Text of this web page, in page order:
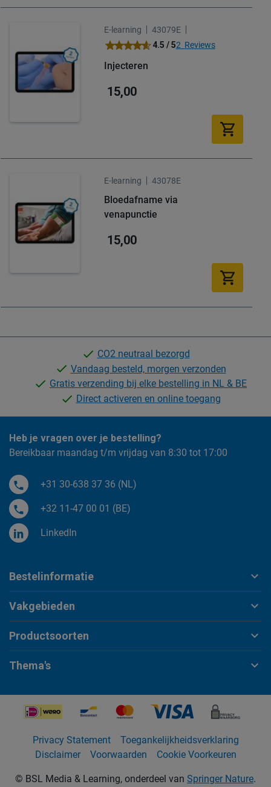
E-learning
43079E
Waardering: 4.5 / 52 Reviews
Injecteren
15,00
E-learning 43078E
Bloedafname via
venapunctie
15,00
CO2 neutraal bezorgd
Vandaag besteld, morgen verzonden
Gratis verzending bij elke bestelling in NL & BE
Direct activeren en online toegang
Heb je vragen over je bestelling?
Bereikbaar maandag t/m vrijdag van 8:30 tot 17:00
+31 30-638 37 36 (NL)
+32 11-47 00 01 (BE)
LinkedIn
Bestelinformatie
Vakgebieden
Productsoorten
Thema's
© BSL Media & Learning, onderdeel van Springer Nature.
Privacy Statement
Toegankelijkheidsverklaring
Disclaimer
Voorwaarden Cookie Voorkeuren